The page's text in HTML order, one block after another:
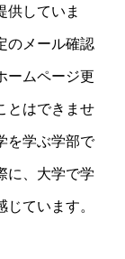
供していま
のメール確認
ームページ更
とはできませ
を学ぶ学部で
に、大学で学
ています。